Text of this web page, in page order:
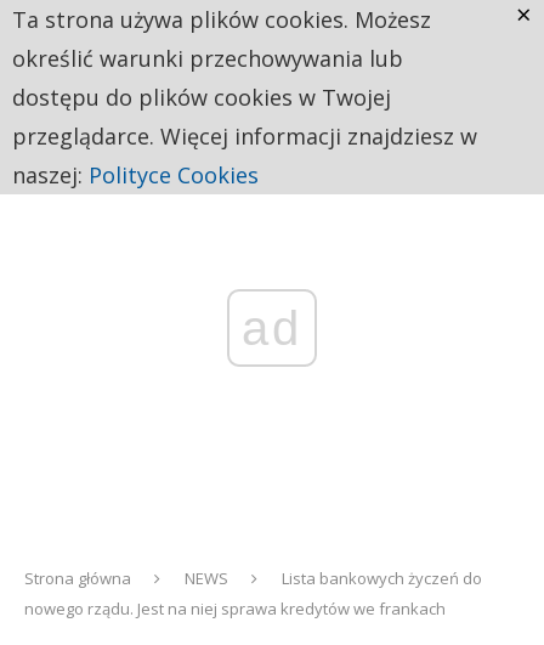
ad
Strona główna NEWS
Lista bankowych życzeń do
nowego rządu. Jest na niej sprawa kredytów we frankach
Ta strona używa plików cookies. Możesz
określić warunki przechowywania lub
dostępu do plików cookies w Twojej
przeglądarce. Więcej informacji znajdziesz w
naszej: Polityce Cookies
×